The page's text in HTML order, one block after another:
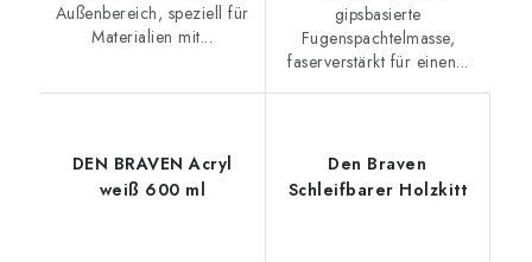
Außenbereich, speziell für
Materialien mit...
gipsbasierte
Fugenspachtelmasse,
faserverstärkt für einen...
DEN BRAVEN Acryl
weiß 600 ml
Den Braven
Schleifbarer Holzkitt